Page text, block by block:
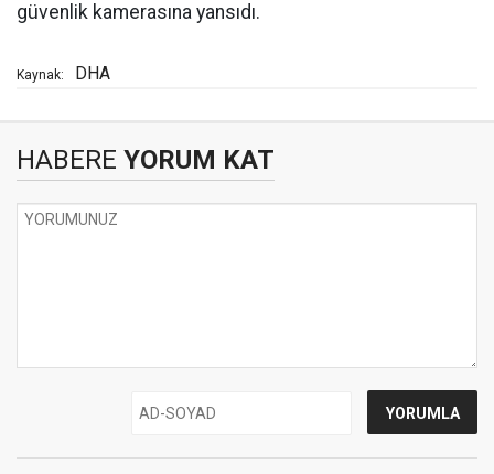
güvenlik kamerasına yansıdı.
Kaynak: DHA
HABERE YORUM KAT